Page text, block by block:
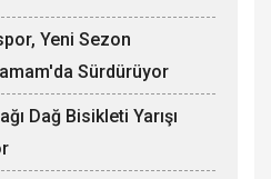
Yeni Sezon
Sürdürüyor
Dağ Bisikleti Yarışı